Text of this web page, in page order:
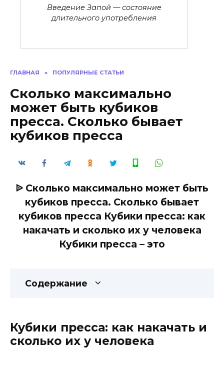
ГЛАВНАЯ » ПОПУЛЯРНЫЕ СТАТЬИ
Сколько максимально
может быть кубиков
пресса. Сколько бывает
кубиков пресса
ᐉ Сколько максимально может быть
кубиков пресса. Сколько бывает
кубиков пресса Кубики пресса: как
накачать и сколько их у человека
Кубики пресса – это
Содержание
Кубики пресса: как накачать и
сколько их у человека
Введение Запой — состояние
длительного употребления